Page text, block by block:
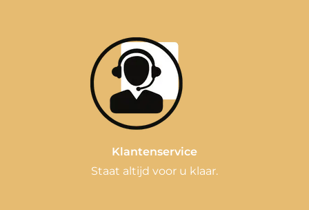
Klantenservice
Staat altijd voor u klaar.